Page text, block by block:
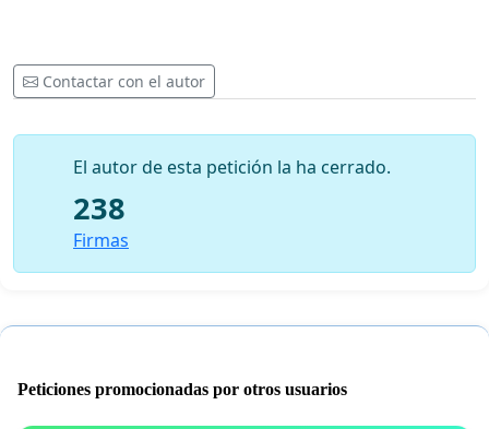
Contactar con el autor
El autor de esta petición la ha cerrado.
238
Firmas
Peticiones promocionadas por otros usuarios